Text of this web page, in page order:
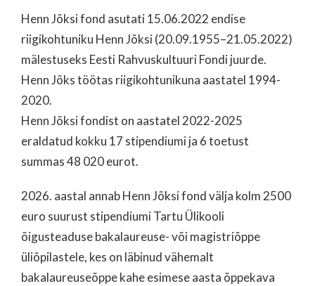
Henn Jõksi fond asutati 15.06.2022 endise
riigikohtuniku Henn Jõksi (20.09.1955–21.05.2022)
mälestuseks Eesti Rahvuskultuuri Fondi juurde.
Henn Jõks töötas riigikohtunikuna aastatel 1994-
2020.
Henn Jõksi fondist on aastatel 2022-2025
eraldatud kokku 17 stipendiumi ja 6 toetust
summas 48 020 eurot.
2026. aastal annab Henn Jõksi fond välja kolm 2500
euro suurust stipendiumi Tartu Ülikooli
õigusteaduse bakalaureuse- või magistriõppe
üliõpilastele, kes on läbinud vähemalt
bakalaureuseõppe kahe esimese aasta õppekava